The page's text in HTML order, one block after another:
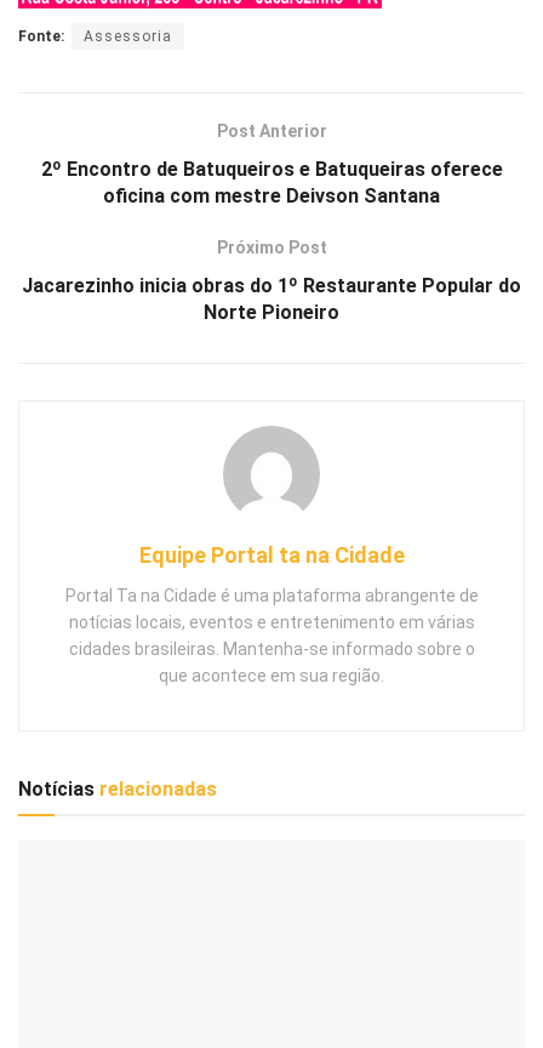
Fonte: Assessoria
Post Anterior
2º Encontro de Batuqueiros e Batuqueiras oferece
oficina com mestre Deivson Santana
Próximo Post
Jacarezinho inicia obras do 1º Restaurante Popular do
Norte Pioneiro
Equipe Portal ta na Cidade
Portal Ta na Cidade é uma plataforma abrangente de
notícias locais, eventos e entretenimento em várias
cidades brasileiras. Mantenha-se informado sobre o
que acontece em sua região.
Notícias relacionadas